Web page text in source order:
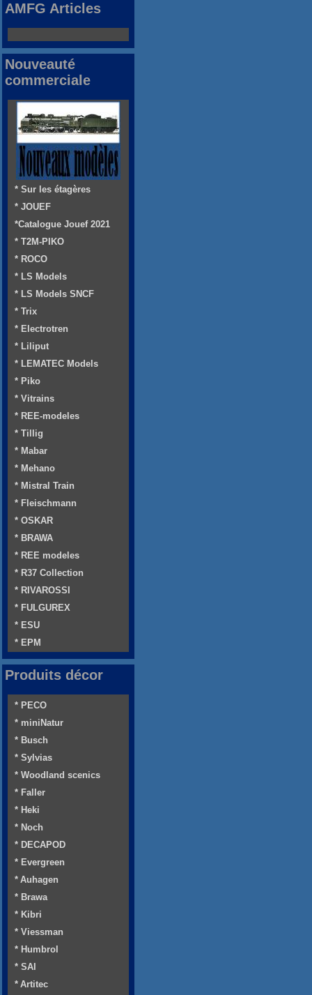
AMFG Articles
Nouveauté
commerciale
* Sur les étagères
* JOUEF
*Catalogue Jouef 2021
* T2M-PIKO
* ROCO
* LS Models
* LS Models SNCF
* Trix
* Electrotren
* Liliput
* LEMATEC Models
* Piko
* Vitrains
* REE-modeles
* Tillig
* Mabar
* Mehano
* Mistral Train
* Fleischmann
* OSKAR
* BRAWA
* REE modeles
* R37 Collection
* RIVAROSSI
* FULGUREX
* ESU
* EPM
Produits décor
* PECO
* miniNatur
* Busch
* Sylvias
* Woodland scenics
* Faller
* Heki
* Noch
* DECAPOD
* Evergreen
* Auhagen
* Brawa
* Kibri
* Viessman
* Humbrol
* SAI
* Artitec